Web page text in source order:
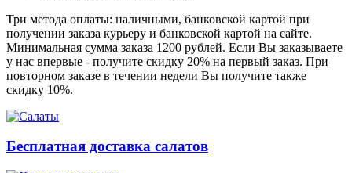
Три метода оплаты: наличными, банковской картой при
получении заказа курьеру и банковской картой на сайте.
Минимальная сумма заказа 1200 рублей. Если Вы заказываете
у нас впервые - получите скидку 20% на первый заказ. При
повторном заказе в течении недели Вы получите также
скидку 10%.
Бесплатная доставка салатов